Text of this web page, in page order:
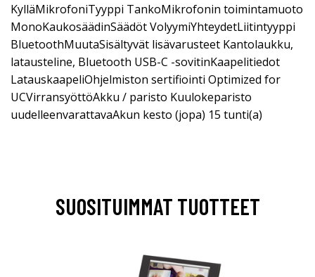
KylläMikrofoniTyyppi TankoMikrofonin toimintamuoto
MonoKaukosäädinSäädöt VolyymiYhteydetLiitintyyppi
BluetoothMuutaSisältyvät lisävarusteet Kantolaukku,
latausteline, Bluetooth USB-C -sovitinKaapelitiedot
LatauskaapeliOhjelmiston sertifiointi Optimized for
UCVirransyöttöAkku / paristo Kuulokeparisto
uudelleenvarattavaAkun kesto (jopa) 15 tunti(a)
SUOSITUIMMAT TUOTTEET